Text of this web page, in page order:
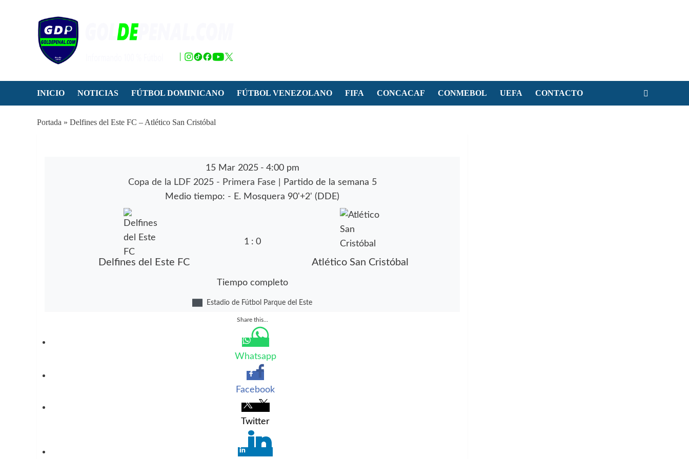
INICIO NOTICIAS FÚTBOL DOMINICANO FÚTBOL VENEZOLANO FIFA CONCACAF CONMEBOL UEFA CONTACTO
Portada » Delfines del Este FC – Atlético San Cristóbal
15 Mar 2025 - 4:00 pm
Copa de la LDF 2025 - Primera Fase
| Partido de la semana 5
Medio tiempo: - E. Mosquera 90'+2' (DDE)
Delfines del Este FC
1 : 0
Atlético San Cristóbal
Tiempo completo
Estadio de Fútbol Parque del Este
Share this...
Whatsapp
Facebook
Twitter